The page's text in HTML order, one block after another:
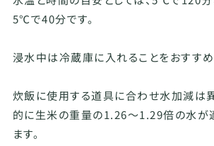
5℃で40分です。
浸水中は冷蔵庫に入れることをおすすめ
炊飯に使用する道具に合わせ水加減は
的に生米の重量の1.26～1.29倍の水が
ます。